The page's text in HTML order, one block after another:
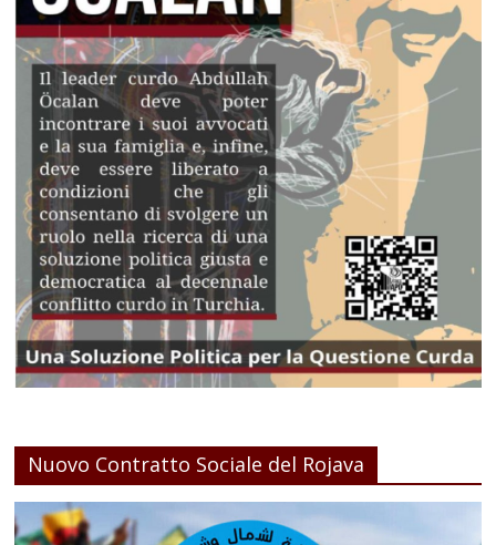
Nuovo Contratto Sociale del Rojava